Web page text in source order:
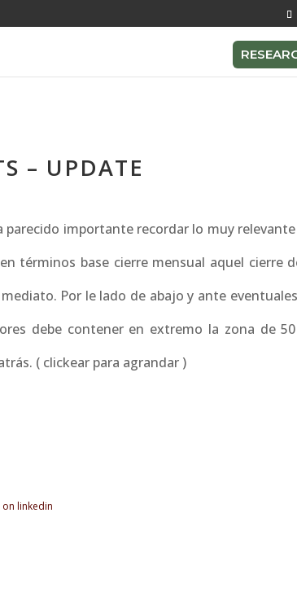
– UPDATE
importante recordar lo muy
términos base cierre mensual aquel cierre
Por le lado de abajo y ante
debe contener en extremo la zona de
( clickear para agrandar )